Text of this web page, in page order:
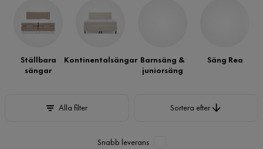
Ställbara
sängar
Kontinentalsängar Barnsäng &
juniorsäng
Säng Rea
Alla filter Sortera efter
Snabb leverans